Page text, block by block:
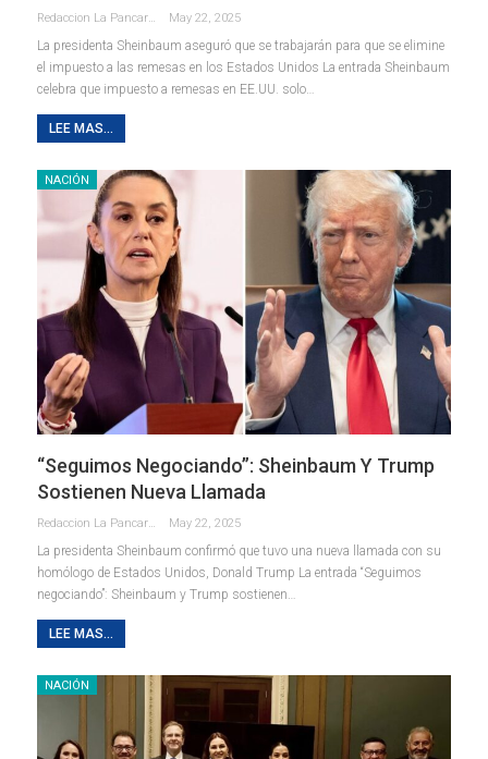
Redaccion La Pancarta De Quintana Roo May 22, 2025
La presidenta Sheinbaum aseguró que se trabajarán para que se elimine
el impuesto a las remesas en los Estados Unidos La entrada Sheinbaum
celebra que impuesto a remesas en EE.UU. solo…
LEE MAS...
NACIÓN
“Seguimos Negociando”: Sheinbaum Y Trump
Sostienen Nueva Llamada
Redaccion La Pancarta De Quintana Roo May 22, 2025
La presidenta Sheinbaum confirmó que tuvo una nueva llamada con su
homólogo de Estados Unidos, Donald Trump La entrada “Seguimos
negociando”: Sheinbaum y Trump sostienen…
LEE MAS...
NACIÓN